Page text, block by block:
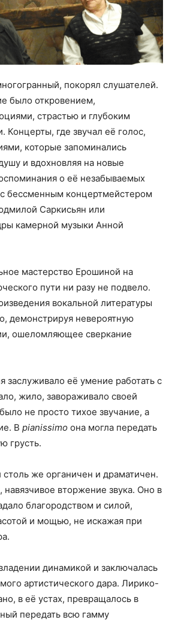
покорял слушателей.
было откровением,
страстью и глубоким
Концерты, где звучал её голос,
которые запоминались
и вдохновляя на новые
о её незабываемых
бессменным концертмейстером
Саркисьян или
камерной музыки Анной
мастерство Ерошиной на
пути ни разу не подвело.
вокальной литературы
демонстрируя невероятную
ошеломляющее сверкание
заслуживало её умение работать с
жило, завораживало своей
не просто тихое звучание, а
В pianissimo она могла передать
грусть.
столь же органичен и драматичен.
вторжение звука. Оно в
благородством и силой,
и мощью, не искажая при
динамикой и заключалась
артистического дара. Лирико-
в её устах, превращалось в
передать всю гамму